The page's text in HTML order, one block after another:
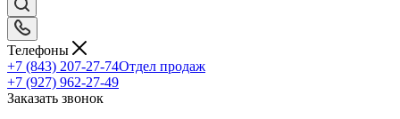
Телефоны
+7 (843) 207-27-74Отдел продаж
+7 (927) 962-27-49
Заказать звонок